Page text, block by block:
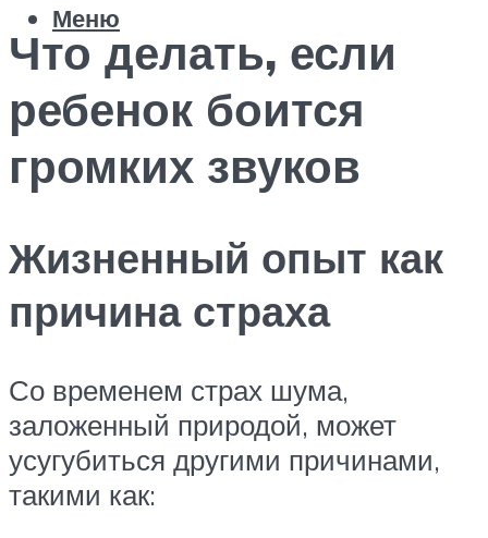
Меню
Что делать, если
ребенок боится
громких звуков
Жизненный опыт как
причина страха
Со временем страх шума,
заложенный природой, может
усугубиться другими причинами,
такими как: